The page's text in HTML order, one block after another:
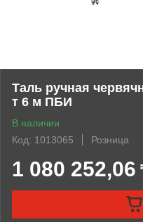
Таль ручная
т 6 м ПБИ
В наличии
Код: 1013065
Розница
1 080 252,06